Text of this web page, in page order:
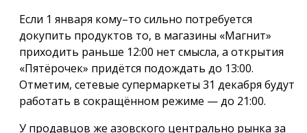
Если 1 января кому–то сильно потребуется
докупить продуктов то, в магазины «Магнит»
приходить раньше 12:00 нет смысла, а открытия
«Пятёрочек» придётся подождать до 13:00.
Отметим, сетевые супермаркеты 31 декабря будут
работать в сокращённом режиме — до 21:00.
У продавцов же азовского центрально рынка за